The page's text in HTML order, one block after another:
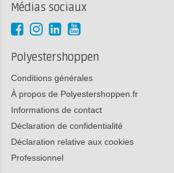
Médias sociaux
Polyestershoppen
Conditions générales
À propos de Polyestershoppen.fr
Informations de contact
Déclaration de confidentialité
Déclaration relative aux cookies
Professionnel